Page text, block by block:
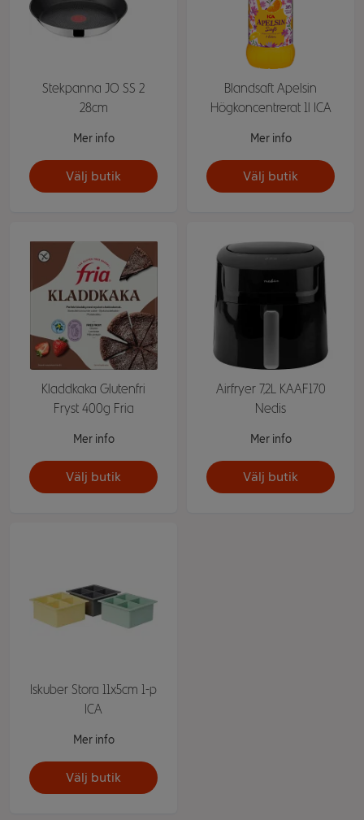
Stekpanna JO SS 2
28cm
Mer info
Välj butik
Blandsaft Apelsin
Högkoncentrerat 1l ICA
Mer info
Välj butik
Kladdkaka Glutenfri
Fryst 400g Fria
Mer info
Välj butik
Airfryer 7,2L KAAF170
Nedis
Mer info
Välj butik
Iskuber Stora 11x5cm 1-p
ICA
Mer info
Välj butik